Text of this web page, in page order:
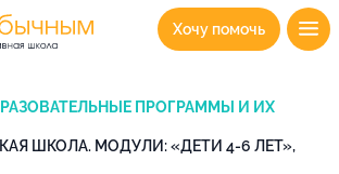
Хочу помочь
ПРОГРАММЫ И ИХ
ШКОЛА. МОДУЛИ: «ДЕТИ 4-6 ЛЕТ»,